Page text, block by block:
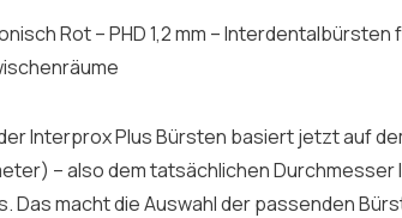
Rot – PHD 1,2 mm –
Interprox Plus Bürsten basiert jetzt auf
– also dem tatsächlichen Durchmesser
Das macht die Auswahl der passenden